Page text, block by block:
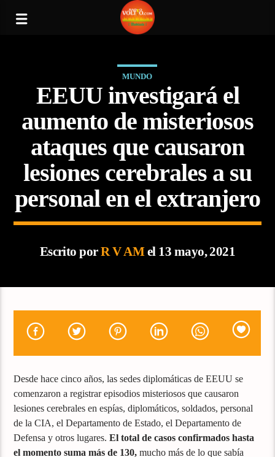
MUNDO
EEUU investigará el
aumento de misteriosos
ataques que causaron
lesiones cerebrales a su
personal en el extranjero
Escrito porR V AMel 13 mayo, 2021
Desde hace cinco años, las sedes diplomáticas de EEUU se
comenzaron a registrar episodios misteriosos que causaron
lesiones cerebrales en espías, diplomáticos, soldados, personal
de la CIA, el Departamento de Estado, el Departamento de
Defensa y otros lugares.El total de casos confirmados hasta
el momento suma más de 130, mucho más de lo que sabía